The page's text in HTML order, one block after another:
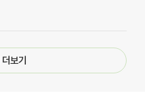
더보기